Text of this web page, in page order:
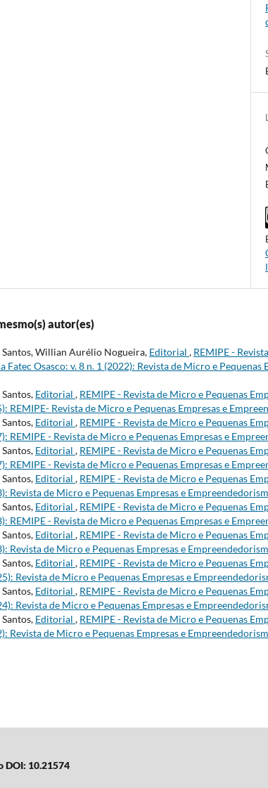
autor(es)
Willian Aurélio Nogueira, Editorial , REMIPE -
Fatec Osasco: v. 8 n. 1 (2022): Revista de Micro e Pequenas
Editorial , REMIPE - Revista de Micro e Pequenas
REMIPE- Revista de Micro e Pequenas Empresas e
Editorial , REMIPE - Revista de Micro e Pequenas
REMIPE - Revista de Micro e Pequenas Empresas e
Editorial , REMIPE - Revista de Micro e Pequenas
REMIPE - Revista de Micro e Pequenas Empresas e
Editorial , REMIPE - Revista de Micro e Pequenas
Revista de Micro e Pequenas Empresas e
Editorial , REMIPE - Revista de Micro e Pequenas
REMIPE - Revista de Micro e Pequenas Empresas e
Editorial , REMIPE - Revista de Micro e Pequenas
Revista de Micro e Pequenas Empresas e
Editorial , REMIPE - Revista de Micro e Pequenas
Revista de Micro e Pequenas Empresas e
Editorial , REMIPE - Revista de Micro e Pequenas
Revista de Micro e Pequenas Empresas e
Editorial , REMIPE - Revista de Micro e Pequenas
Revista de Micro e Pequenas Empresas e
DOI: 10.21574